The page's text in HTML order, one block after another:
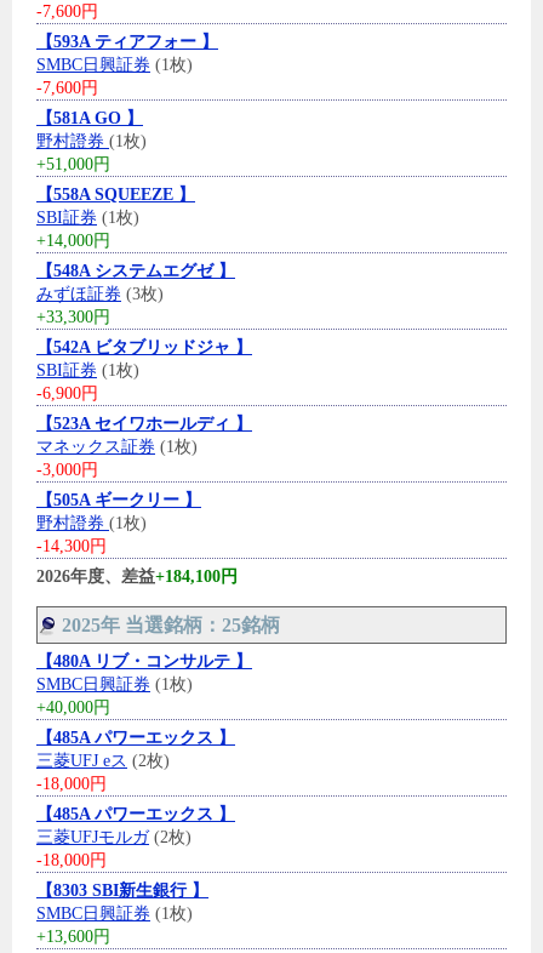
-7,600円
【593A ティアフォー 】
SMBC日興証券 (1枚)
-7,600円
【581A GO 】
野村證券 (1枚)
+51,000円
【558A SQUEEZE 】
SBI証券 (1枚)
+14,000円
【548A システムエグゼ 】
みずほ証券 (3枚)
+33,300円
【542A ビタブリッドジャ 】
SBI証券 (1枚)
-6,900円
【523A セイワホールディ 】
マネックス証券 (1枚)
-3,000円
【505A ギークリー 】
野村證券 (1枚)
-14,300円
2026年度、差益+184,100円
2025年 当選銘柄：25銘柄
【480A リブ・コンサルテ 】
SMBC日興証券 (1枚)
+40,000円
【485A パワーエックス 】
三菱UFJ eス (2枚)
-18,000円
【485A パワーエックス 】
三菱UFJモルガ(2枚)
-18,000円
【8303 SBI新生銀行 】
SMBC日興証券 (1枚)
+13,600円